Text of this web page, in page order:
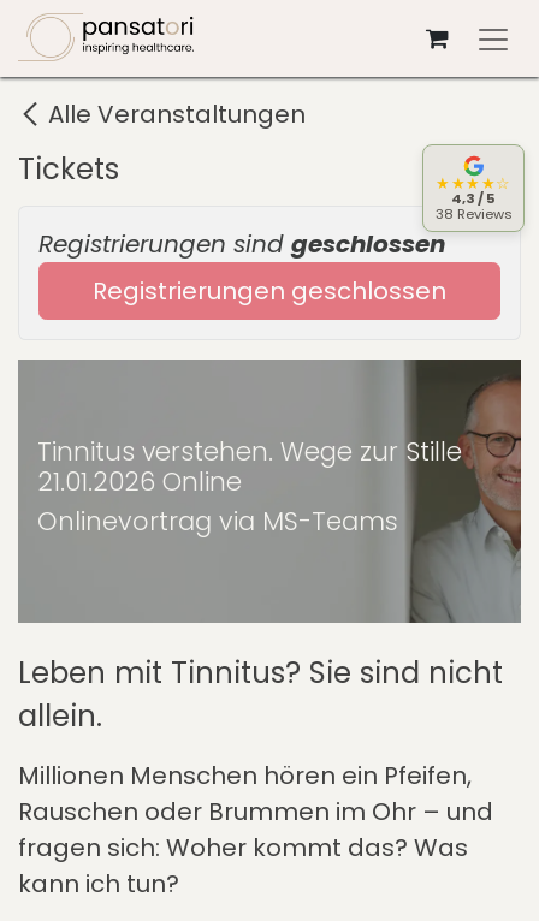
Zum Inhalt springen
Alle Veranstaltungen
Tickets
Registrierungen sind geschlossen
Registrierungen geschlossen
Tinnitus verstehen. Wege zur Stille
21.01.2026 Online
Onlinevortrag via MS-Teams
Leben mit Tinnitus? Sie sind nicht
allein.
Millionen Menschen hören ein Pfeifen,
Rauschen oder Brummen im Ohr – und
fragen sich: Woher kommt das? Was
kann ich tun?
★★★★☆
4,3 / 5
38 Reviews